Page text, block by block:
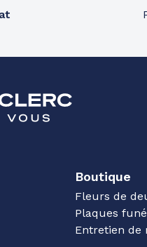
Boutique
Fleurs de
Plaques
Entretien de